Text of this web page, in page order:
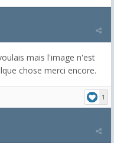
mais l'image n'est
chose merci encore.
1